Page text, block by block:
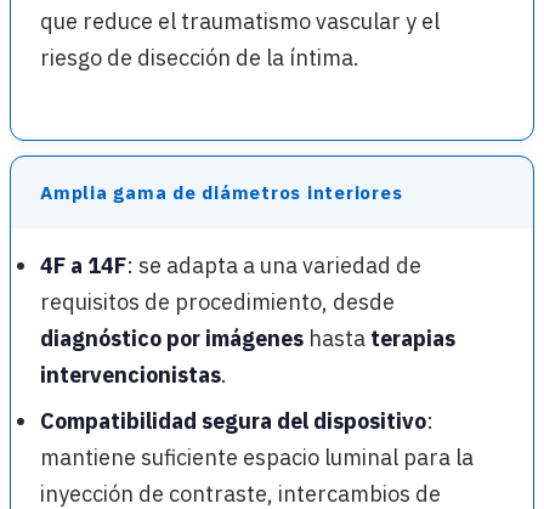
que reduce el traumatismo vascular y el
riesgo de disección de la íntima.
Amplia gama de diámetros interiores
4F a 14F: se adapta a una variedad de
requisitos de procedimiento, desde
diagnóstico por imágenes hasta terapias
intervencionistas.
Compatibilidad segura del dispositivo:
mantiene suficiente espacio luminal para la
inyección de contraste, intercambios de